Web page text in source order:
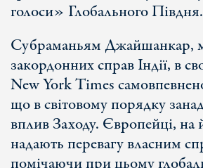
голоси» Глобального Півдня.
Субраманьям Джайшанкар,
закордонних справ Індії, в
New York Times
що в світовому порядку
вплив Заходу. Європейці, на
надають перевагу власним